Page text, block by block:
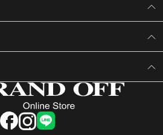
facebookinstagram
LINE